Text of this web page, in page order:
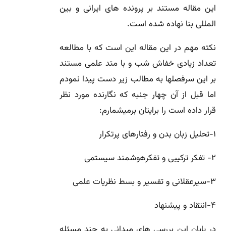
این مقاله مستند بر پرونده های ایرانی و بین
المللی بنا نهاده شده است.
نکته مهم در این مقاله این است که با مطالعه
تعداد زیادی خفاش شب و با متد علمی مستند
بر این سرفصلها به مطالب زیر دست پیدا نمودم
اما قبل از آن چهار جنبه که نگارنده مورد نظر
قرار داده است را برایتان برمیشمارم:
۱-تحلیل زبان بدن و رفتارهای پرتکرار
۲- تفکر ترکیبی و تفکرهوشمند سیستمی
۳-سیرعقلانی و تفسیر و بسط نظریات علمی
۴-انتقاد و پیشنهاد